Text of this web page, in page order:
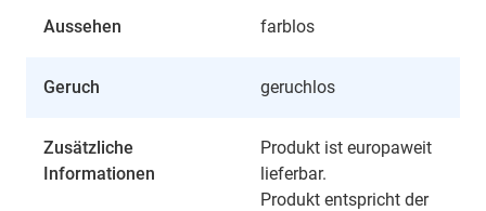
Aussehen farblos
Geruch geruchlos
Zusätzliche
Informationen
Produkt ist europaweit
lieferbar.
Produkt entspricht der